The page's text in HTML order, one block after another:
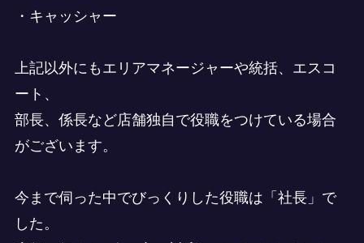
・キャッシャー
上記以外にもエリアマネージャーや統括、エスコ
ート、
部長、係長など店舗独自で役職をつけている場合
がございます。
今まで伺った中でびっくりした役職は「社長」で
した。